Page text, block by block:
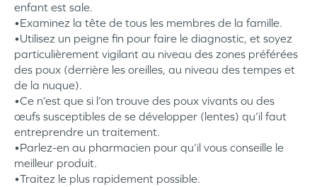
enfant est sale.
•Examinez la tête de tous les membres de la famille.
•Utilisez un peigne fin pour faire le diagnostic, et soyez
particulièrement vigilant au niveau des zones préférées
des poux (derrière les oreilles, au niveau des tempes et
de la nuque).
•Ce n’est que si l’on trouve des poux vivants ou des
œufs susceptibles de se développer (lentes) qu’il faut
entreprendre un traitement.
•Parlez-en au pharmacien pour qu’il vous conseille le
meilleur produit.
•Traitez le plus rapidement possible.